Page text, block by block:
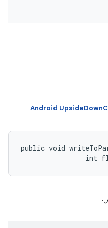
public void
int